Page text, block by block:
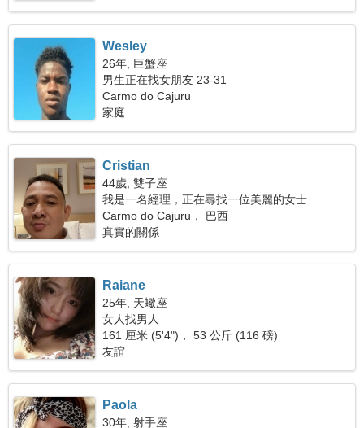
Wesley
26年, 巨蟹座
男生正在找女朋友 23-31
Carmo do Cajuru
家庭
Cristian
44歲, 雙子座
我是一名經理，正在尋找一位美麗的女士
Carmo do Cajuru， 巴西
真實的關係
Raiane
25年, 天蠍座
女人找男人
161 厘米 (5'4")， 53 公斤 (116 磅)
友誼
Paola
30年, 射手座